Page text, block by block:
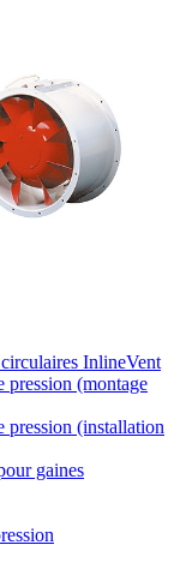
InlineVent
pression (montage
pression (installation
gaines